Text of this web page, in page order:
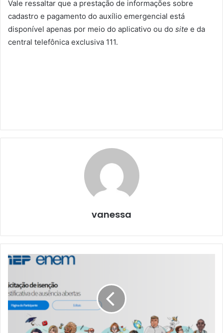
Vale ressaltar que a prestação de informações sobre
cadastro e pagamento do auxílio emergencial está
disponível apenas por meio do aplicativo ou do site e da
central telefônica exclusiva 111.
vanessa